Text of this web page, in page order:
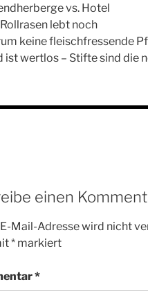
vs. Hotel
lebt noch
keine fleischfressende
ist wertlos – Stifte sind die
einen
Mail-Adresse wird nicht
* markiert
*